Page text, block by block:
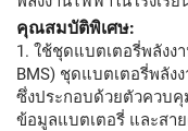
คุณสมบัติพิเศษ:
1. ใช้ชุดแบตเตอรี่พลังง
BMS) ชุดแบตเตอรี่พลัง
ซึ่งประกอบด้วยตัวควบคุ
ข้อมูลแบตเตอรี่ และสา